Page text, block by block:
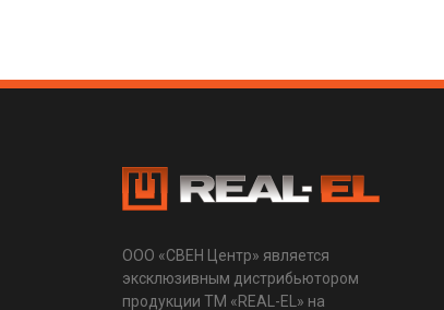
ООО «СВЕН Центр» является
эксклюзивным дистрибьютором
продукции ТМ «REAL-EL» на